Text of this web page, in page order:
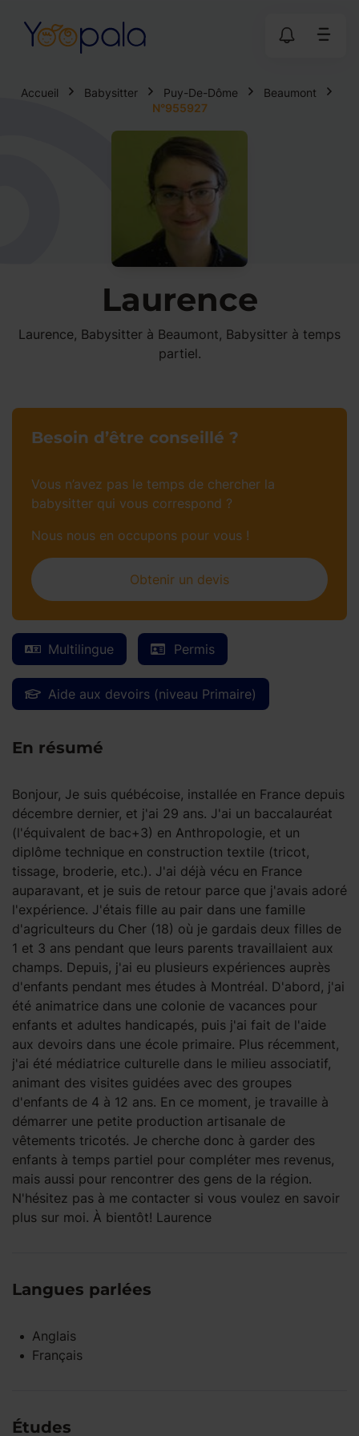
Accueil Babysitter Puy-De-Dôme
Beaumont
N°955927
Laurence
Laurence, Babysitter à Beaumont, Babysitter à temps
partiel.
Multilingue Permis
Aide aux devoirs (niveau Primaire)
En résumé
Bonjour, Je suis québécoise, installée en France depuis
décembre dernier, et j'ai 29 ans. J'ai un baccalauréat
(l'équivalent de bac+3) en Anthropologie, et un
diplôme technique en construction textile (tricot,
tissage, broderie, etc.). J'ai déjà vécu en France
auparavant, et je suis de retour parce que j'avais adoré
l'expérience. J'étais fille au pair dans une famille
d'agriculteurs du Cher (18) où je gardais deux filles de
1 et 3 ans pendant que leurs parents travaillaient aux
champs. Depuis, j'ai eu plusieurs expériences auprès
d'enfants pendant mes études à Montréal. D'abord, j'ai
été animatrice dans une colonie de vacances pour
enfants et adultes handicapés, puis j'ai fait de l'aide
aux devoirs dans une école primaire. Plus récemment,
j'ai été médiatrice culturelle dans le milieu associatif,
animant des visites guidées avec des groupes
d'enfants de 4 à 12 ans. En ce moment, je travaille à
démarrer une petite production artisanale de
vêtements tricotés. Je cherche donc à garder des
enfants à temps partiel pour compléter mes revenus,
mais aussi pour rencontrer des gens de la région.
N'hésitez pas à me contacter si vous voulez en savoir
plus sur moi. À bientôt! Laurence
Langues parlées
Anglais
Français
Études
Besoin d’être conseillé ?
Vous n’avez pas le temps de chercher la
babysitter qui vous correspond ?
Nous nous en occupons pour vous !
Obtenir un devis